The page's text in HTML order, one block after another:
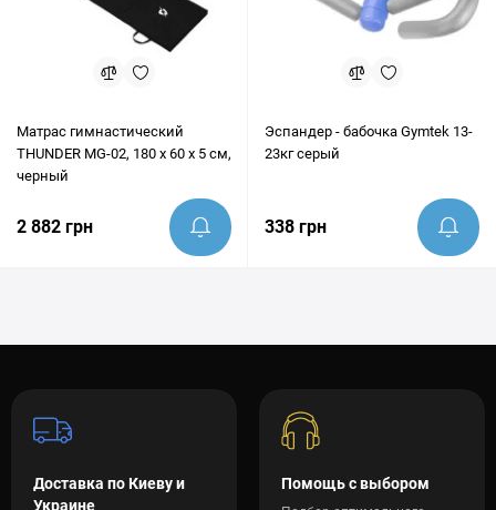
Матрас гимнастический
THUNDER MG-02, 180 х 60 х 5 см,
черный
2 882 грн
Эспандер - бабочка Gymtek 13-
23кг серый
338 грн
Доставка по Киеву и
Украине
Помощь с выбором